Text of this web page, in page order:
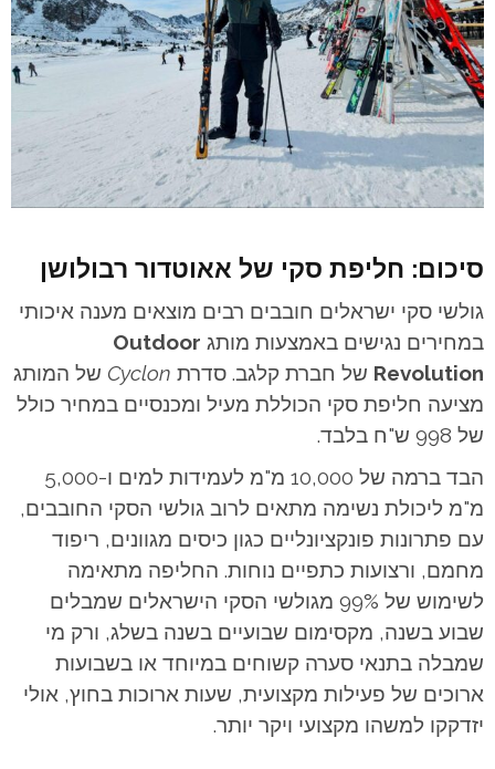
סיכום: חליפת סקי של אאוטדור רבולושן
גולשי סקי ישראלים חובבים רבים מוצאים מענה איכותי
במחירים נגישים באמצעות מותג Outdoor
Revolution של חברת קלגב. סדרת Cyclon של המותג
מציעה חליפת סקי הכוללת מעיל ומכנסיים במחיר כולל
של 998 ש"ח בלבד.
הבד ברמה של 10,000 מ"מ לעמידות למים ו-5,000
מ"מ ליכולת נשימה מתאים לרוב גולשי הסקי החובבים,
עם פתרונות פונקציונליים כגון כיסים מגוונים, ריפוד
מחמם, ורצועות כתפיים נוחות. החליפה מתאימה
לשימוש של 99% מגולשי הסקי הישראלים שמבלים
שבוע בשנה, מקסימום שבועיים בשנה בשלג, ורק מי
שמבלה בתנאי סערה קשוחים במיוחד או בשבועות
ארוכים של פעילות מקצועית, שעות ארוכות בחוץ, אולי
יזדקקו למשהו מקצועי ויקר יותר.